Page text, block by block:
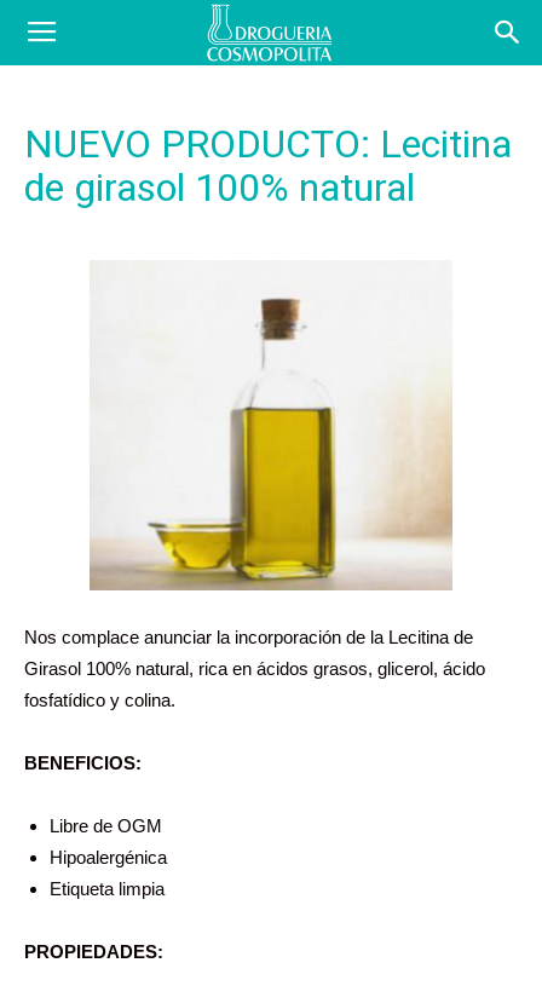
COSBLOG
NUEVO PRODUCTO: Lecitina
de girasol 100% natural
Nos complace anunciar la incorporación de la Lecitina de
Girasol 100% natural, rica en ácidos grasos, glicerol, ácido
fosfatídico y colina.
BENEFICIOS:
Libre de OGM
Hipoalergénica
Etiqueta limpia
PROPIEDADES: